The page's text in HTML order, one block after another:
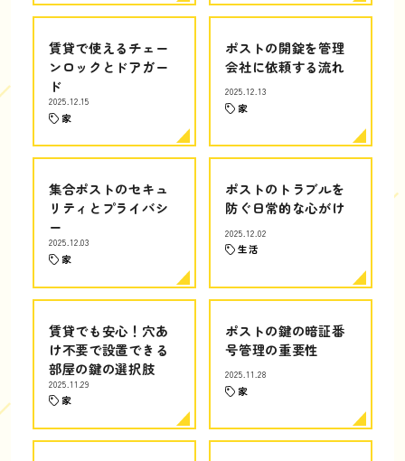
賃貸で使えるチェー
ンロックとドアガー
ド
2025.12.15
家
ポストの開錠を管理
会社に依頼する流れ
2025.12.13
家
集合ポストのセキュ
リティとプライバシ
ー
2025.12.03
家
ポストのトラブルを
防ぐ日常的な心がけ
2025.12.02
生活
賃貸でも安心！穴あ
け不要で設置できる
部屋の鍵の選択肢
2025.11.29
家
ポストの鍵の暗証番
号管理の重要性
2025.11.28
家